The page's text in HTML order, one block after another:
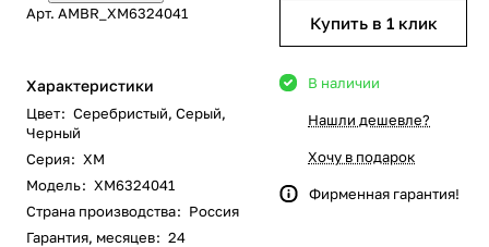
Арт. AMBR_XM6324041
Характеристики
Цвет: Серебристый, Серый,
Черный
Серия: XM
Модель: XM6324041
Страна производства: Россия
Гарантия, месяцев: 24
Купить в 1 клик
В наличии
Нашли дешевле?
Хочу в подарок
Фирменная гарантия!